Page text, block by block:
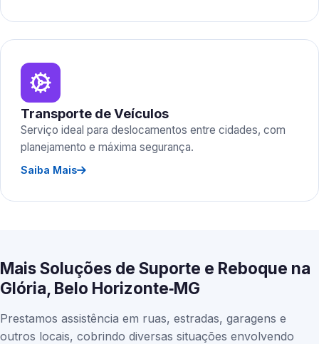
Transporte de Veículos
Serviço ideal para deslocamentos entre cidades, com
planejamento e máxima segurança.
Saiba Mais
Mais Soluções de Suporte e Reboque na
Glória, Belo Horizonte‑MG
Prestamos assistência em ruas, estradas, garagens e
outros locais, cobrindo diversas situações envolvendo